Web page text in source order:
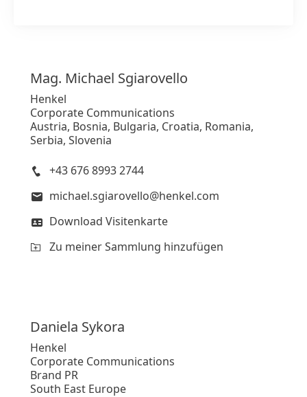
Mag. Michael Sgiarovello
Henkel
Corporate Communications
Austria, Bosnia, Bulgaria, Croatia, Romania,
Serbia, Slovenia
+43 676 8993 2744
michael.sgiarovello@henkel.com
Download Visitenkarte
Zu meiner Sammlung hinzufügen
Daniela Sykora
Henkel
Corporate Communications
Brand PR
South East Europe